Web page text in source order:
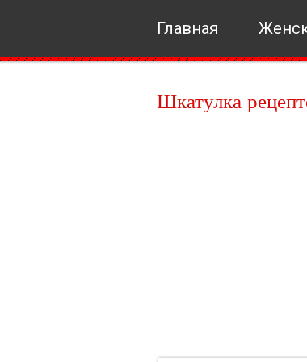
Главная
Шкатулка